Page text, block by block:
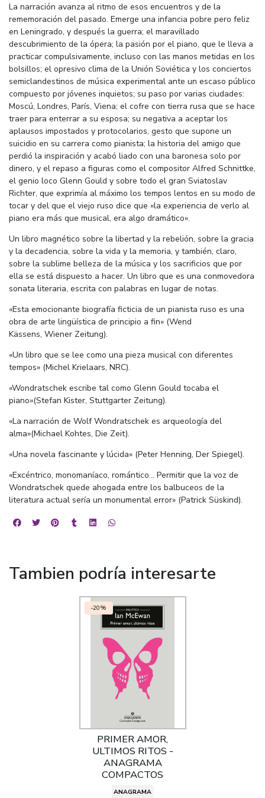
La narración avanza al ritmo de esos encuentros y de la
rememoración del pasado. Emerge una infancia pobre pero feliz
en Leningrado, y después la guerra; el maravillado
descubrimiento de la ópera; la pasión por el piano, que le lleva a
practicar compulsivamente, incluso con las manos metidas en los
bolsillos; el opresivo clima de la Unión Soviética y los conciertos
semiclandestinos de música experimental ante un escaso público
compuesto por jóvenes inquietos; su paso por varias ciudades:
Moscú, Londres, París, Viena; el cofre con tierra rusa que se hace
traer para enterrar a su esposa; su negativa a aceptar los
aplausos impostados y protocolarios, gesto que supone un
suicidio en su carrera como pianista; la historia del amigo que
perdió la inspiración y acabó liado con una baronesa solo por
dinero, y el repaso a figuras como el compositor Alfred Schnittke,
el genio loco Glenn Gould y sobre todo el gran Sviatoslav
Richter, que exprimía al máximo los tempos lentos en su modo de
tocar y del que el viejo ruso dice que «la experiencia de verlo al
piano era más que musical, era algo dramático».
Un libro magnético sobre la libertad y la rebelión, sobre la gracia
y la decadencia, sobre la vida y la memoria, y también, claro,
sobre la sublime belleza de la música y los sacrificios que por
ella se está dispuesto a hacer. Un libro que es una conmovedora
sonata literaria, escrita con palabras en lugar de notas.
«Esta emocionante biografía ficticia de un pianista ruso es una
obra de arte lingüística de principio a fin» (Wend
Kässens, Wiener Zeitung).
«Un libro que se lee como una pieza musical con diferentes
tempos» (Michel Krielaars, NRC).
«Wondratschek escribe tal como Glenn Gould tocaba el
piano»(Stefan Kister, Stuttgarter Zeitung).
«La narración de Wolf Wondratschek es arqueología del
alma»(Michael Kohtes, Die Zeit).
«Una novela fascinante y lúcida» (Peter Henning, Der Spiegel).
«Excéntrico, monomaníaco, romántico... Permitir que la voz de
Wondratschek quede ahogada entre los balbuceos de la
literatura actual sería un monumental error» (Patrick Süskind).
Tambien podría interesarte
-20%
PRIMER AMOR,
ULTIMOS RITOS -
ANAGRAMA
COMPACTOS
ANAGRAMA